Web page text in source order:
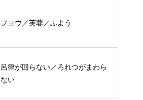
フヨウ／芙蓉／ふよう
呂律が回らない／ろれつがまわら
ない